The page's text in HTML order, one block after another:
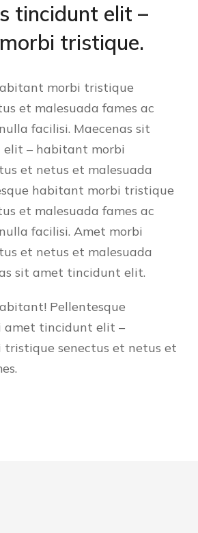
tincidunt elit –
tristique.
morbi tristique
et malesuada fames ac
facilisi. Maecenas sit
– habitant morbi
et netus et malesuada
habitant morbi tristique
et malesuada fames ac
facilisi. Amet morbi
et netus et malesuada
sit amet tincidunt elit.
Pellentesque
amet tincidunt elit –
senectus et netus et